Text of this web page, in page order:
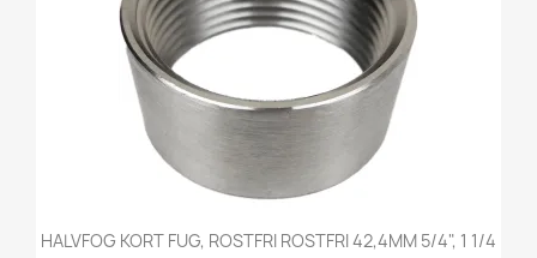
HALVFOG KORT FUG, ROSTFRI ROSTFRI 42,4MM 5/4", 1 1/4